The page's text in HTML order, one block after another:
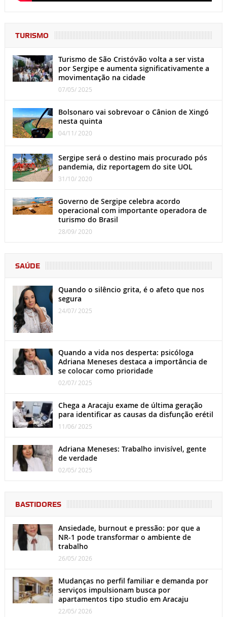
TURISMO
Turismo de São Cristóvão volta a ser vista
por Sergipe e aumenta significativamente a
movimentação na cidade
07/05/ 2025
Bolsonaro vai sobrevoar o Cânion de Xingó
nesta quinta
04/11/ 2020
Sergipe será o destino mais procurado pós
pandemia, diz reportagem do site UOL
31/10/ 2020
Governo de Sergipe celebra acordo
operacional com importante operadora de
turismo do Brasil
28/09/ 2020
SAÚDE
Quando o silêncio grita, é o afeto que nos
segura
24/07/ 2025
Quando a vida nos desperta: psicóloga
Adriana Meneses destaca a importância de
se colocar como prioridade
02/07/ 2025
Chega a Aracaju exame de última geração
para identificar as causas da disfunção erétil
11/06/ 2025
Adriana Meneses: Trabalho invisível, gente
de verdade
02/05/ 2025
BASTIDORES
Ansiedade, burnout e pressão: por que a
NR-1 pode transformar o ambiente de
trabalho
26/05/ 2026
Mudanças no perfil familiar e demanda por
serviços impulsionam busca por
apartamentos tipo studio em Aracaju
22/05/ 2026